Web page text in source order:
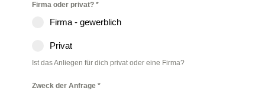
Firma oder privat? *
Firma - gewerblich
Privat
Ist das Anliegen für dich privat oder eine Firma?
Zweck der Anfrage *